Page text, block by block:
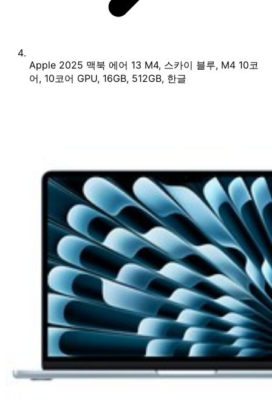
Apple 2025 맥북 에어 13 M4, 스카이 블루, M4 10코
어, 10코어 GPU, 16GB, 512GB, 한글